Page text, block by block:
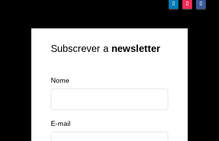
Subscrever a newsletter
Nome
E-mail